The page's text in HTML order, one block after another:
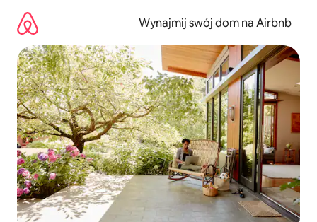
treści
Wynajmij swój dom na Airbnb